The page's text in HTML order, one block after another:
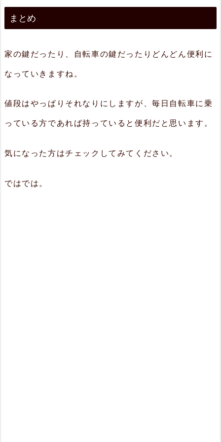
まとめ
家の鍵だったり、自転車の鍵だったりどんどん便利に
なっていきますね。
値段はやっぱりそれなりにしますが、毎日自転車に乗
っている方であれば持っていると便利だと思います。
気になった方はチェックしてみてください。
ではでは。